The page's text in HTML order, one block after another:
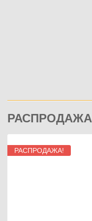
РАСПРОДАЖА
РАСПРОДАЖА!